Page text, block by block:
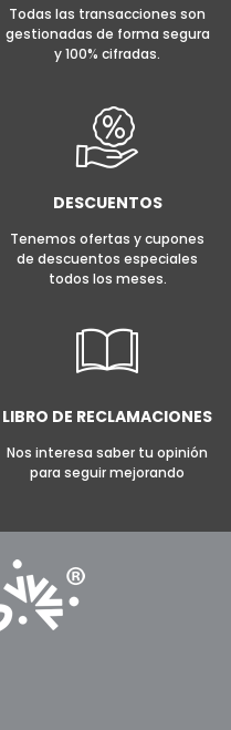
Todas las transacciones son
gestionadas de forma segura
y 100% cifradas.
DESCUENTOS
Tenemos ofertas y cupones
de descuentos especiales
todos los meses.
LIBRO DE RECLAMACIONES
Nos interesa saber tu opinión
para seguir mejorando